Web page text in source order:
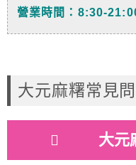
營業時間：8:30-
大元麻糬常見
大元